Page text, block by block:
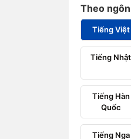
Theo
Tiếng Việt
Tiếng Nhật
Tiếng Hàn
Quốc
Tiếng Nga